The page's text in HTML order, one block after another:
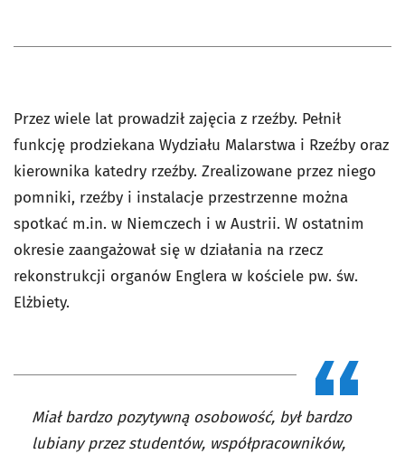
Przez wiele lat prowadził zajęcia z rzeźby. Pełnił
funkcję prodziekana Wydziału Malarstwa i Rzeźby oraz
kierownika katedry rzeźby. Zrealizowane przez niego
pomniki, rzeźby i instalacje przestrzenne można
spotkać m.in. w Niemczech i w Austrii. W ostatnim
okresie zaangażował się w działania na rzecz
rekonstrukcji organów Englera w kościele pw. św.
Elżbiety.
Miał bardzo pozytywną osobowość, był bardzo
lubiany przez studentów, współpracowników,